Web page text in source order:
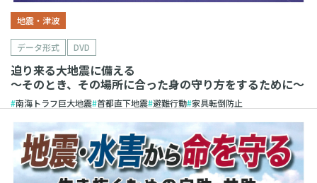
地震・津波
データ形式 DVD
迫り来る大地震に備える
～そのとき、その場所に合った身の守り方をするために～
南海トラフ巨大地震 首都直下地震 避難行動 家具転倒防止